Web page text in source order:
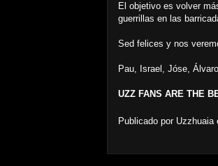
El objetivo es volver
guerrillas en las
Sed felices y nos
Pau, Israel, Jóse,
UZZ FANS ARE THE
Publicado por Uzzhuaia